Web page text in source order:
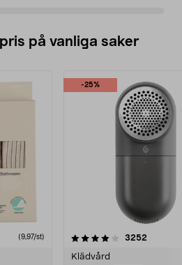
på vanliga saker
(9,97/st)
-25%
3252
Klädvård
4.5av 5 stjärnor